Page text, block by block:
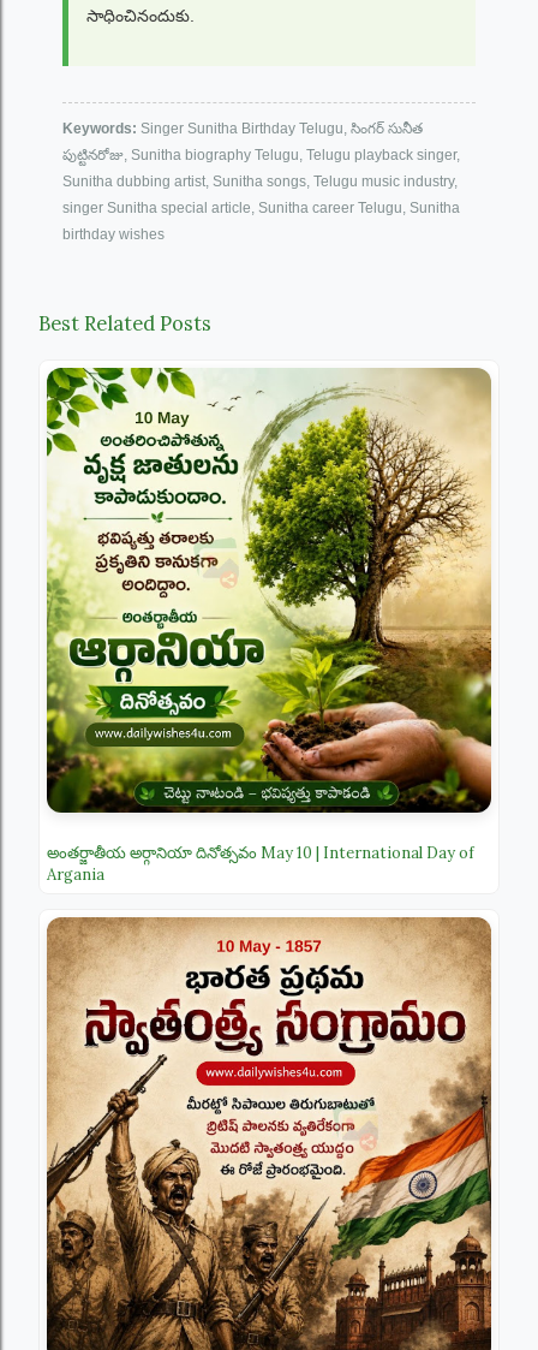
సాధించినందుకు.
Keywords: Singer Sunitha Birthday Telugu, సింగర్ సునీత
పుట్టినరోజు, Sunitha biography Telugu, Telugu playback singer,
Sunitha dubbing artist, Sunitha songs, Telugu music industry,
singer Sunitha special article, Sunitha career Telugu, Sunitha
birthday wishes
Best Related Posts
అంతర్జాతీయ అర్గానియా దినోత్సవం May 10 | International Day of
Argania